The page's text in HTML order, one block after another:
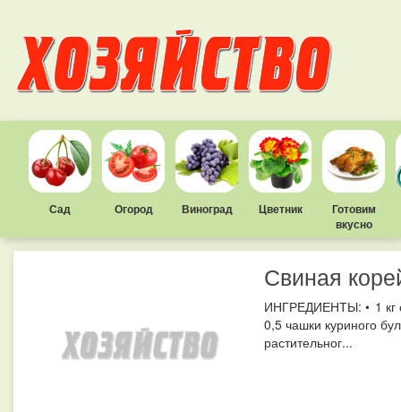
Сад Огород Виноград Цветник
Готовим
вкусно
Свиная
ИНГРЕДИЕНТЫ: • 1 кг
0,5 чашки куриного
растительног...